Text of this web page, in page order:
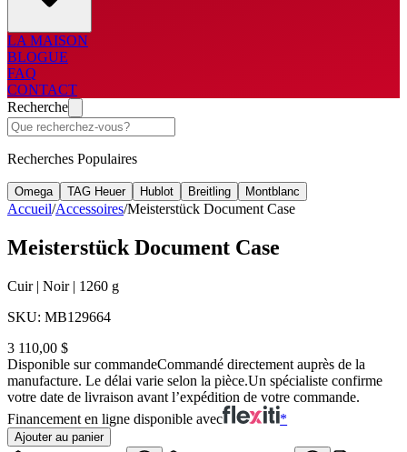
LA MAISON
BLOGUE
FAQ
CONTACT
Recherche
Recherches Populaires
Omega TAG Heuer Hublot Breitling Montblanc
Accueil/Accessoires/Meisterstück Document Case
Meisterstück Document Case
Cuir | Noir | 1260 g
SKU: MB129664
3 110,00 $
Disponible sur commandeCommandé directement auprès de la
manufacture. Le délai varie selon la pièce.Un spécialiste confirme
votre date de livraison avant l’expédition de votre commande.
Financement en ligne disponible avec
*
Ajouter au panier